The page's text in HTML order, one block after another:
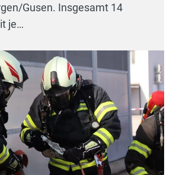
Gusen. Insgesamt 14
je…